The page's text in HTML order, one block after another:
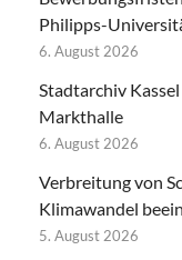
Philipps-
6. August 2026
Stadtarchiv
Markthalle
6. August 2026
Verbreitung von
Klimawandel
5. August 2026